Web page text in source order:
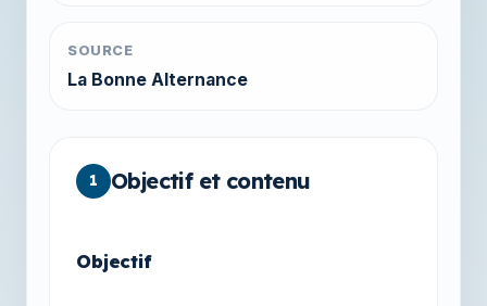
SOURCE
La Bonne Alternance
1 Objectif et contenu
Objectif